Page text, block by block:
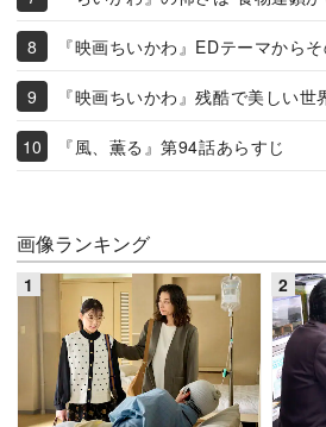
『映画ちいかわ』EDテーマから
『映画ちいかわ』残酷で美しい世
『風、薫る』第94話あらすじ
画像ランキング